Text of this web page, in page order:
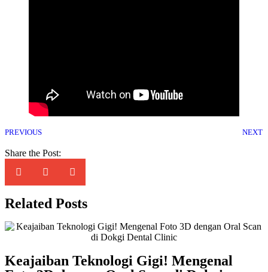
PREVIOUS NEXT
Share the Post:
Related Posts
Keajaiban Teknologi Gigi! Mengenal